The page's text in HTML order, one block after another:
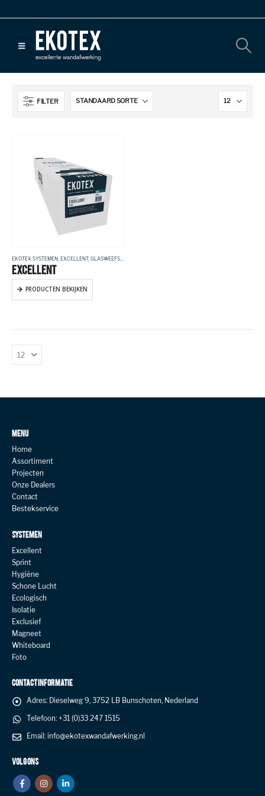
FILTER
EKOTEX SYSTEMEN EXCELLENT, GLASWEEFSEL
EXCELLENT
PRODUCTEN BEKIJKEN
MENU
Home
Assortiment
Projecten
Onze Dealers
Contact
Bestekservice
SYSTEMEN
Excellent
Sprint
Hygiëne
Schone Lucht
Ecologisch
Isolatie
Exclusief
Magneet
Whiteboard
Foto
CONTACT INFORMATIE
Adres: Dieselweg 9, 3752 LB Bunschoten, Nederland
Telefoon: +31 (0)33 247 1515
Email: info@ekotexwandafwerking.nl
VOLG ONS